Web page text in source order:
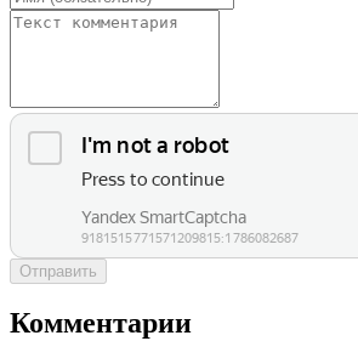
Отправить
Комментарии